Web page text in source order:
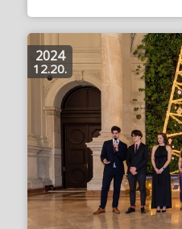
2024
12.20.